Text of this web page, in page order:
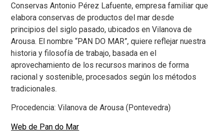
Conservas Antonio Pérez Lafuente, empresa familiar que
elabora conservas de productos del mar desde
principios del siglo pasado, ubicados en Vilanova de
Arousa. El nombre “PAN DO MAR”, quiere reflejar nuestra
historia y filosofía de trabajo, basada en el
aprovechamiento de los recursos marinos de forma
racional y sostenible, procesados según los métodos
tradicionales.
Procedencia: Vilanova de Arousa (Pontevedra)
Web de Pan do Mar